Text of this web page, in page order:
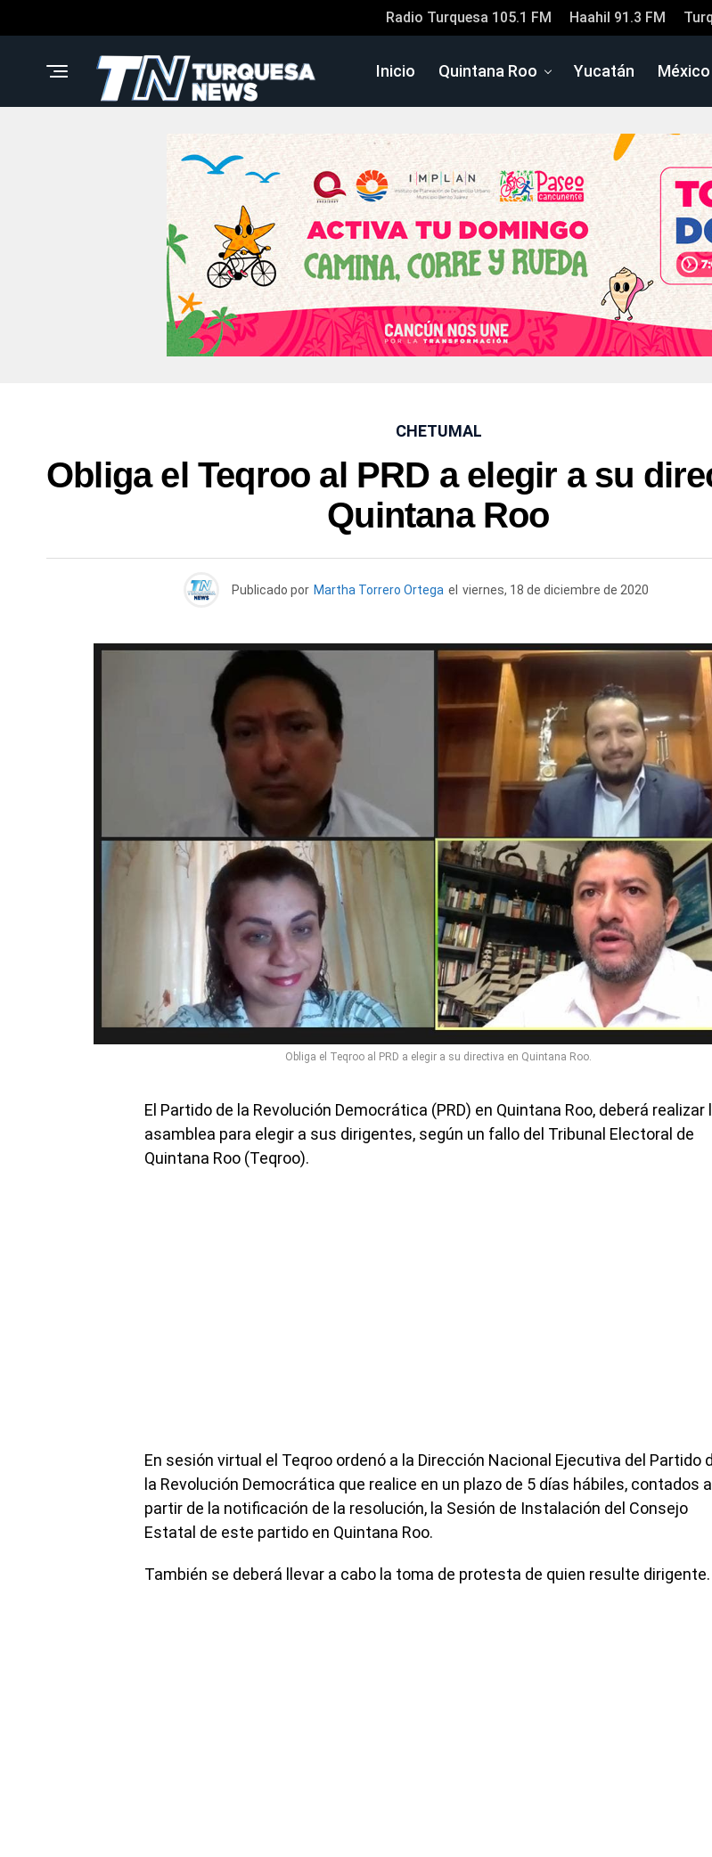
Radio Turquesa 105.1 FM Haahil 91.3 FM
Inicio Quintana Roo Yucatán México
CHETUMAL
Obliga el Teqroo al PRD a elegir a su
Quintana Roo
Publicado por Martha Torrero Ortega el viernes, 18 de diciembre de 2020
Obliga el Teqroo al PRD a elegir a su directiva en Quintana Roo.
El Partido de la Revolución Democrática (PRD) en Quintana Roo, deberá realizar
asamblea para elegir a sus dirigentes, según un fallo del Tribunal Electoral de
Quintana Roo (Teqroo).
En sesión virtual el Teqroo ordenó a la Dirección Nacional Ejecutiva del Partido
la Revolución Democrática que realice en un plazo de 5 días hábiles, contados a
partir de la notificación de la resolución, la Sesión de Instalación del Consejo
Estatal de este partido en Quintana Roo.
También se deberá llevar a cabo la toma de protesta de quien resulte dirigente.